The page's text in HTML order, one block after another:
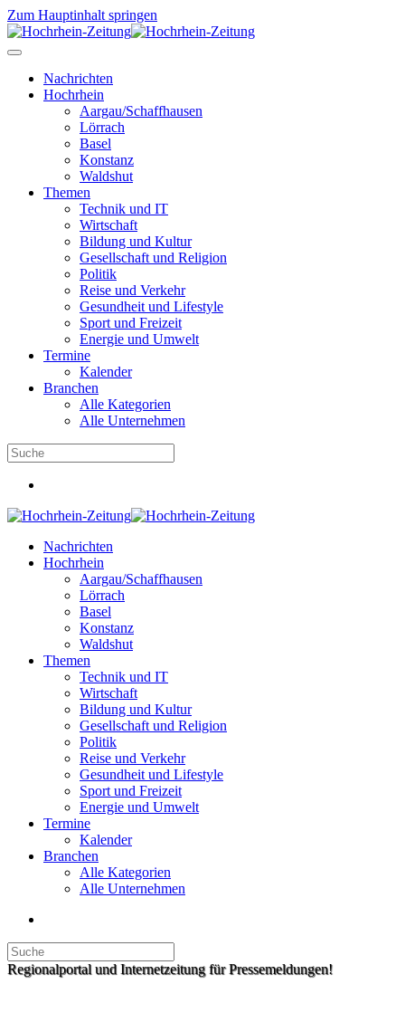
Zum Hauptinhalt springen
Nachrichten
Hochrhein
Aargau/Schaffhausen
Lörrach
Basel
Konstanz
Waldshut
Themen
Technik und IT
Wirtschaft
Bildung und Kultur
Gesellschaft und Religion
Politik
Reise und Verkehr
Gesundheit und Lifestyle
Sport und Freizeit
Energie und Umwelt
Termine
Kalender
Branchen
Alle Kategorien
Alle Unternehmen
Nachrichten
Hochrhein
Aargau/Schaffhausen
Lörrach
Basel
Konstanz
Waldshut
Themen
Technik und IT
Wirtschaft
Bildung und Kultur
Gesellschaft und Religion
Politik
Reise und Verkehr
Gesundheit und Lifestyle
Sport und Freizeit
Energie und Umwelt
Termine
Kalender
Branchen
Alle Kategorien
Alle Unternehmen
Regionalportal und Internetzeitung für Pressemeldungen!